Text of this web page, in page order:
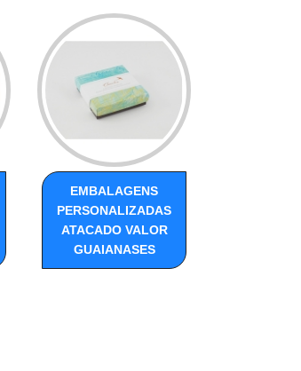
EMBALAGENS
PERSONALIZADAS
ATACADO VALOR
GUAIANASES